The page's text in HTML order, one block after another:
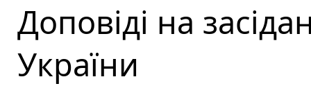
Доповіді на
України